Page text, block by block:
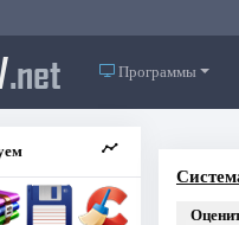
.net Программы